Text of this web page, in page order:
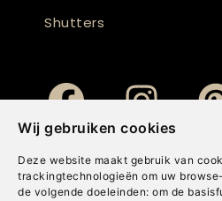
Wij gebruiken cookies
Deze website maakt gebruik van
trackingtechnologieën om uw
de volgende doeleinden: om de
Shutters